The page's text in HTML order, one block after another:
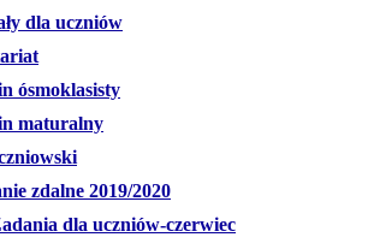
dla uczniów
ósmoklasisty
maturalny
zdalne 2019/2020
dla uczniów-czerwiec